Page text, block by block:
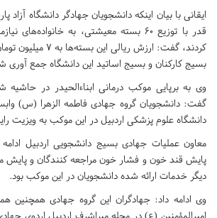
ایقانی با بیان اینکه دانشجویان جهادگر دانشگاه آزاد
قدر با توزیع ۶۰ بسته معیشتی، به
کردند، گفت: ارزش
بسیج کارکنان و بسیج اساتید این دانشگاه جمع آوری
وی به برپایی موکب درمانی ابناءالحیدر در حاشیه
گفت: دانشجویان گروه جهادی فاطمه الزهرا (س)
دانشگاه علوم پزشکی اردبیل در این موکب به ویزیت
معاون عملیات جهادی بسیج دانشجویی اردبیل ادامه
پایش قند خون و فشار خون مراجعه کنندگان و پایش
دیگر خدمات ارائه شده دانشجویان در این موکب بود.
وی ادامه داد: جهادگران این گروه جهادی همچنین